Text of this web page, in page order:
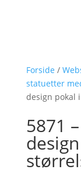
Forside /
statuetter
design pokal
5871